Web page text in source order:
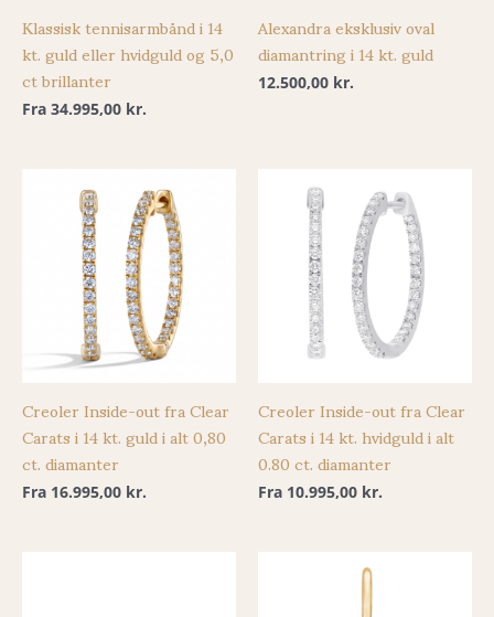
Klassisk tennisarmbånd i 14
kt. guld eller hvidguld og 5,0
ct brillanter
Fra 34.995,00 kr.
Alexandra eksklusiv oval
diamantring i 14 kt. guld
12.500,00 kr.
Creoler Inside-out fra Clear
Carats i 14 kt. guld i alt 0,80
ct. diamanter
Fra 16.995,00 kr.
Creoler Inside-out fra Clear
Carats i 14 kt. hvidguld i alt
0.80 ct. diamanter
Fra 10.995,00 kr.